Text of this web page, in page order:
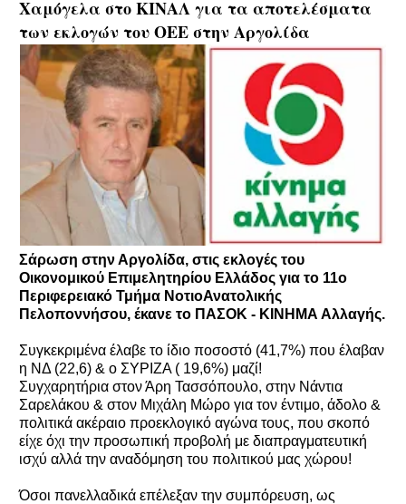
Χαμόγελα στο ΚΙΝΑΛ για τα αποτελέσματα
των εκλογών του ΟΕΕ στην Αργολίδα
Σάρωση στην Αργολίδα, στις εκλογές του
Οικονομικού Επιμελητηρίου Ελλάδος για το 11ο
Περιφερειακό Τμήμα ΝοτιοΑνατολικής
Πελοποννήσου, έκανε το ΠΑΣΟΚ - ΚΙΝΗΜΑ Αλλαγής.
Συγκεκριμένα έλαβε το ίδιο ποσοστό (41,7%) που έλαβαν
η ΝΔ (22,6) & ο ΣΥΡΙΖΑ ( 19,6%) μαζί!
Συγχαρητήρια στον Άρη Τασσόπουλο, στην Νάντια
Σαρελάκου & στον Μιχάλη Μώρο για τον έντιμο, άδολο &
πολιτικά ακέραιο προεκλογικό αγώνα τους, που σκοπό
είχε όχι την προσωπική προβολή με διαπραγματευτική
ισχύ αλλά την αναδόμηση του πολιτικού μας χώρου!
Όσοι πανελλαδικά επέλεξαν την συμπόρευση, ως